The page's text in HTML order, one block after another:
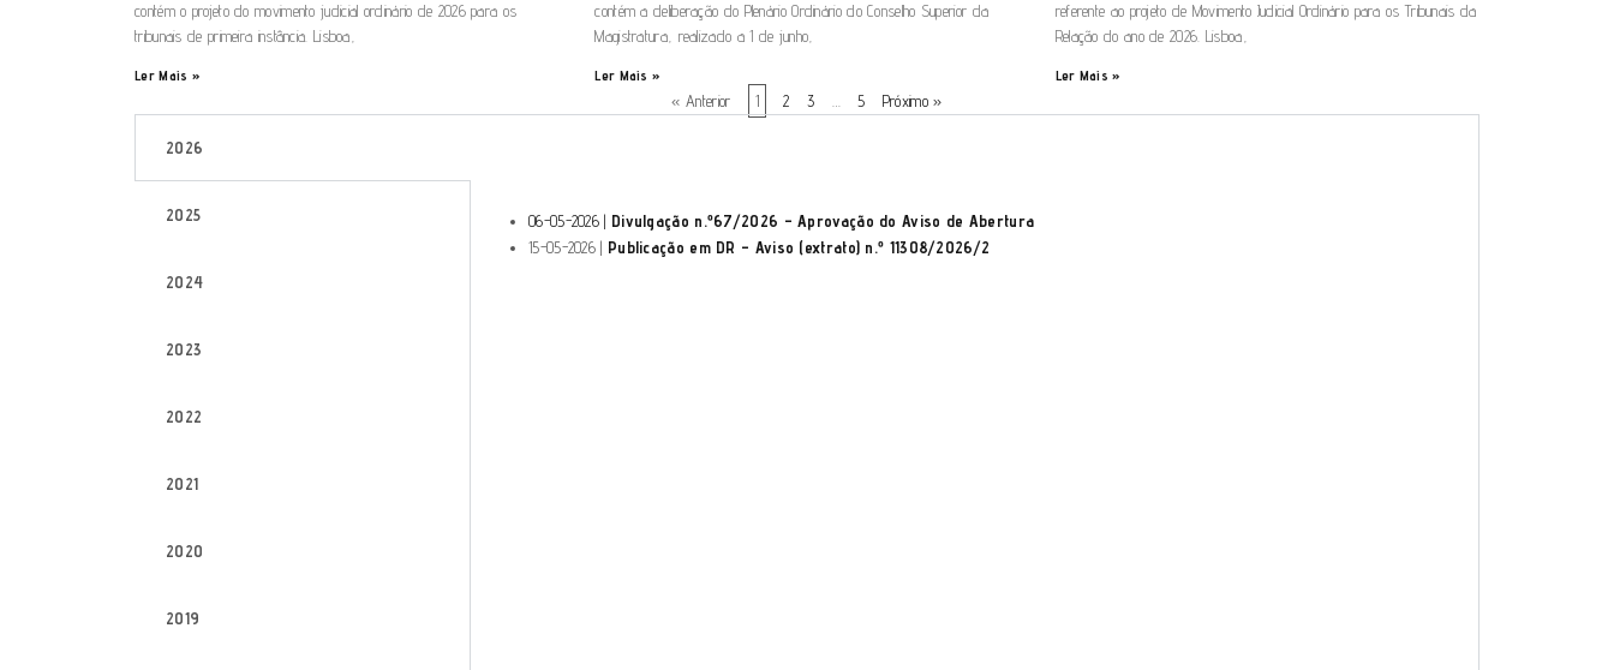
contém o projeto do movimento judicial ordinário de 2026 para os
tribunais de primeira instância. Lisboa,
Ler Mais »
contém a deliberação do Plenário Ordinário do Conselho Superior da
Magistratura, realizado a 1 de junho,
Ler Mais »
referente ao projeto de Movimento Judicial Ordinário para os Tribunais da
Relação do ano de 2026. Lisboa,
Ler Mais »
« Anterior 1 2 3 … 5 Próximo »
2026
2025
2024
2023
2022
2021
2020
2019
06-05-2026 | Divulgação n.º67/2026 – Aprovação do Aviso de Abertura
15-05-2026 | Publicação em DR – Aviso (extrato) n.º 11308/2026/2